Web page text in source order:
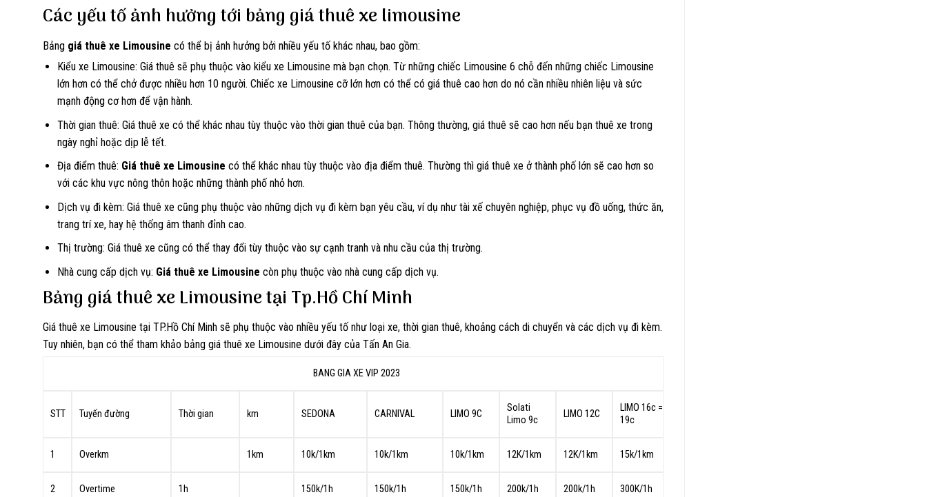
Các yếu tố ảnh hưởng tới bảng giá thuê xe limousine
Bảng giá thuê xe Limousine có thể bị ảnh hưởng bởi nhiều yếu tố khác nhau, bao gồm:
Kiểu xe Limousine: Giá thuê sẽ phụ thuộc vào kiểu xe Limousine mà bạn chọn. Từ những chiếc Limousine 6 chỗ đến những chiếc Limousine
lớn hơn có thể chở được nhiều hơn 10 người. Chiếc xe Limousine cỡ lớn hơn có thể có giá thuê cao hơn do nó cần nhiều nhiên liệu và sức
mạnh động cơ hơn để vận hành.
Thời gian thuê: Giá thuê xe có thể khác nhau tùy thuộc vào thời gian thuê của bạn. Thông thường, giá thuê sẽ cao hơn nếu bạn thuê xe trong
ngày nghỉ hoặc dịp lễ tết.
Địa điểm thuê: Giá thuê xe Limousine có thể khác nhau tùy thuộc vào địa điểm thuê. Thường thì giá thuê xe ở thành phố lớn sẽ cao hơn so
với các khu vực nông thôn hoặc những thành phố nhỏ hơn.
Dịch vụ đi kèm: Giá thuê xe cũng phụ thuộc vào những dịch vụ đi kèm bạn yêu cầu, ví dụ như tài xế chuyên nghiệp, phục vụ đồ uống, thức ăn,
trang trí xe, hay hệ thống âm thanh đỉnh cao.
Thị trường: Giá thuê xe cũng có thể thay đổi tùy thuộc vào sự cạnh tranh và nhu cầu của thị trường.
Nhà cung cấp dịch vụ: Giá thuê xe Limousine còn phụ thuộc vào nhà cung cấp dịch vụ.
Bảng giá thuê xe Limousine tại Tp.Hồ Chí Minh
Giá thuê xe Limousine tại TP.Hồ Chí Minh sẽ phụ thuộc vào nhiều yếu tố như loại xe, thời gian thuê, khoảng cách di chuyển và các dịch vụ đi kèm.
Tuy nhiên, bạn có thể tham khảo bảng giá thuê xe Limousine dưới đây của Tấn An Gia.
BANG GIA XE VIP 2023
STT Tuyến đường Thời gian km SEDONA CARNIVAL LIMO 9C
Solati
Limo 9c
LIMO 12C
LIMO 16c =
19c
1 Overkm 1km 10k/1km 10k/1km 10k/1km 12K/1km 12K/1km 15k/1km
2 Overtime 1h 150k/1h 150k/1h 150k/1h 200k/1h 200k/1h 300K/1h